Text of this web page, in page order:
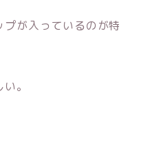
が入っているのが特
。